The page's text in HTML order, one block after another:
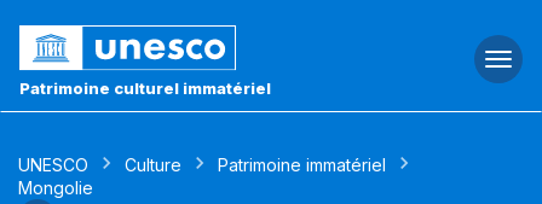
Patrimoine culturel immatériel
UNESCO Culture
Patrimoine immatériel
Mongolie